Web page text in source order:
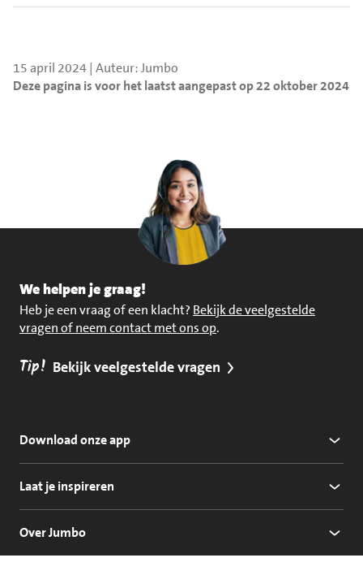
15 april 2024 | Auteur: Jumbo
Deze pagina is voor het laatst aangepast op 22 oktober 2024
We helpen je graag!
Heb je een vraag of een klacht? Bekijk de veelgestelde
vragen of neem contact met ons op.
Tip! Bekijk veelgestelde vragen
Download onze app
Laat je inspireren
Over Jumbo